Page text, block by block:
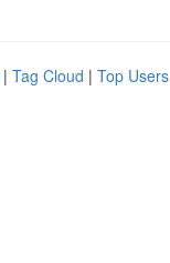
| Tag Cloud | Top Users